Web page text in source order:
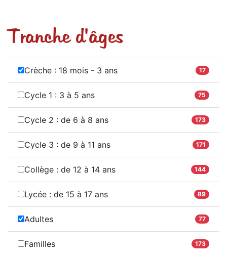
Tranche d'âges
Crèche : 18 mois - 3 ans 17
Cycle 1 : 3 à 5 ans 75
Cycle 2 : de 6 à 8 ans 173
Cycle 3 : de 9 à 11 ans 171
Collège : de 12 à 14 ans 144
Lycée : de 15 à 17 ans 89
Adultes 77
Familles 173